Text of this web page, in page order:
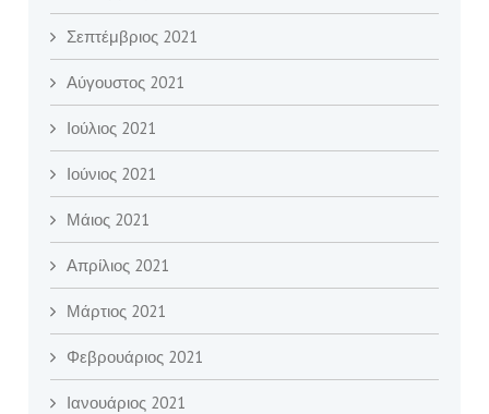
Σεπτέμβριος 2021
Αύγουστος 2021
Ιούλιος 2021
Ιούνιος 2021
Μάιος 2021
Απρίλιος 2021
Μάρτιος 2021
Φεβρουάριος 2021
Ιανουάριος 2021